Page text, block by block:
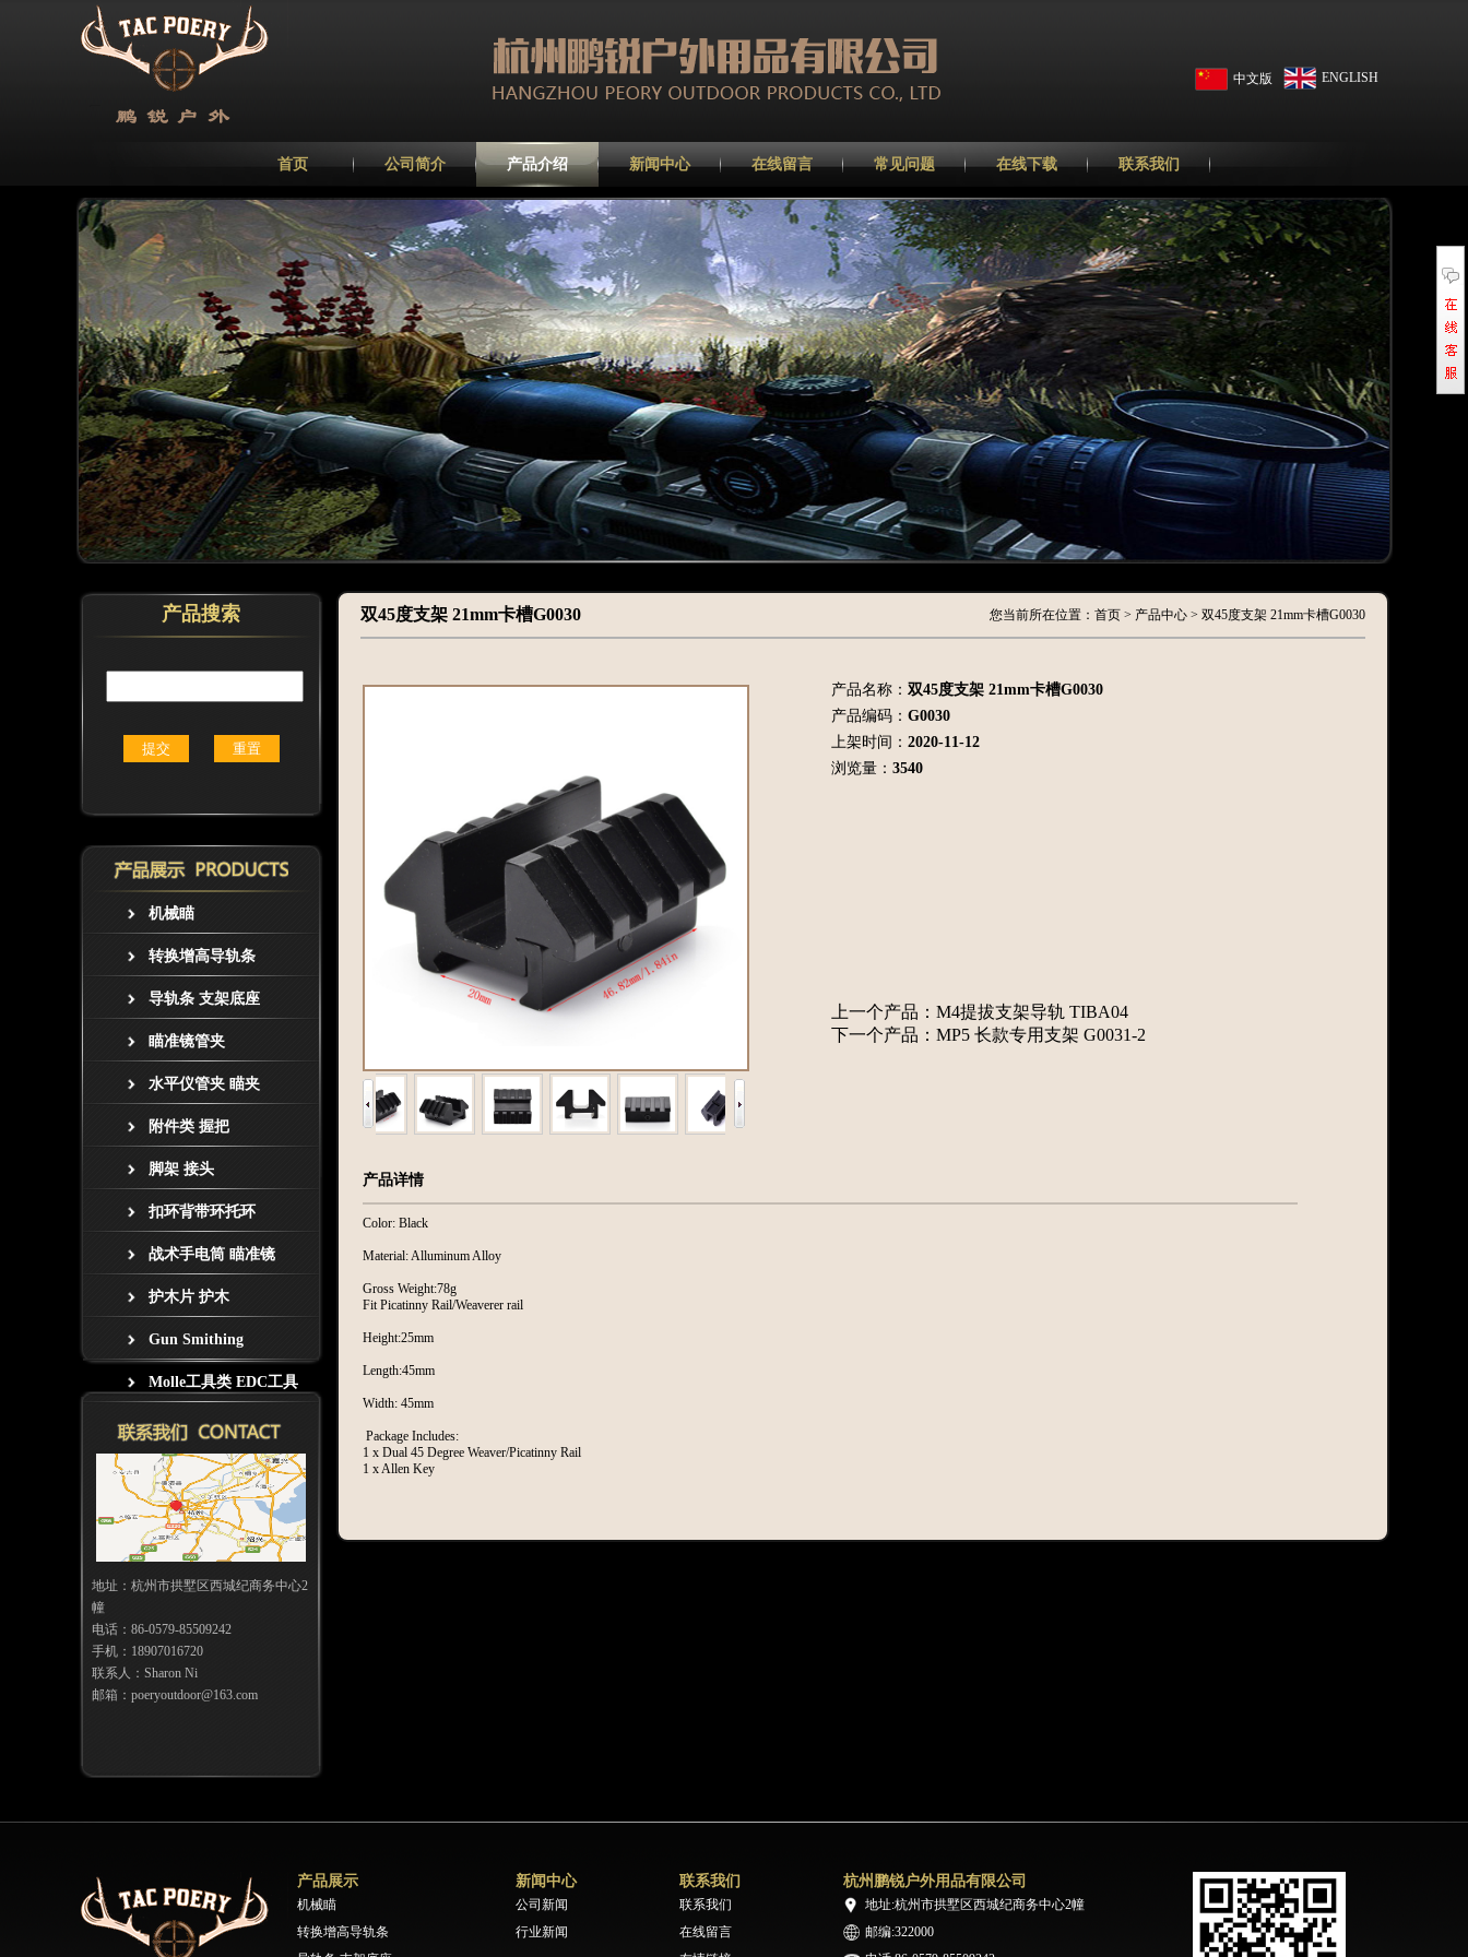
中文版 ENGLISH
首页 公司简介 产品介绍 新闻中心 在线留言 常见问题 在线下载 联系我们
产品搜索
机械瞄
转换增高导轨条
导轨条 支架底座
瞄准镜管夹
水平仪管夹 瞄夹
附件类 握把
脚架 接头
扣环背带环托环
战术手电筒 瞄准镜
护木片 护木
Gun Smithing
Molle工具类 EDC工具
地址：杭州市拱墅区西城纪商务中心2
幢
电话：86-0579-85509242
手机：18907016720
联系人：Sharon Ni
邮箱：poeryoutdoor@163.com
双45度支架 21mm卡槽G0030 您当前所在位置：首页 > 产品中心 > 双45度支架 21mm卡槽G0030
产品名称： 双45度支架 21mm卡槽G0030
产品编码： G0030
上架时间： 2020-11-12
浏览量： 3540
上一个产品： M4提拔支架导轨 TIBA04
下一个产品： MP5 长款专用支架 G0031-2
产品详情
Color: Black
Material: Alluminum Alloy
Gross Weight:78g
Fit Picatinny Rail/Weaverer rail
Height:25mm
Length:45mm
Width: 45mm
Package Includes:
1 x Dual 45 Degree Weaver/Picatinny Rail
1 x Allen Key
产品展示
机械瞄
转换增高导轨条
新闻中心
公司新闻
行业新闻
联系我们
联系我们
在线留言
杭州鹏锐户外用品有限公司
地址:杭州市拱墅区西城纪商务中心2幢
邮编:322000